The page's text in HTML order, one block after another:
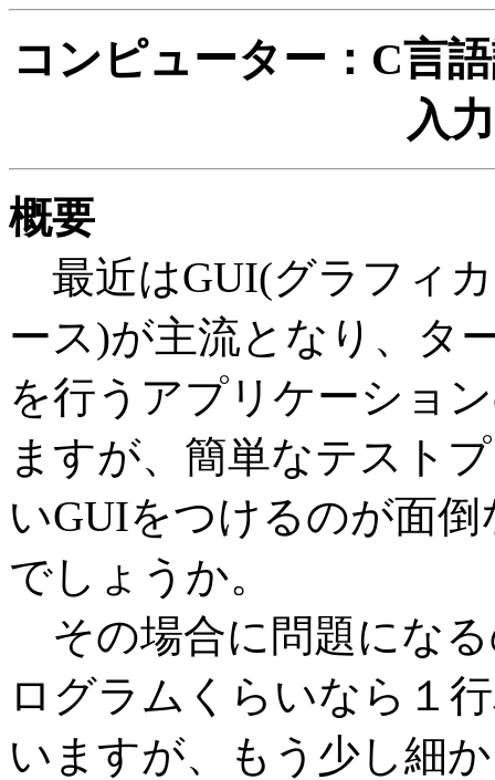
コンピューター：C言
入
概要
最近はGUI(グラフィ
ース)が主流となり、タ
を行うアプリケーショ
ますが、簡単なテスト
いGUIをつけるのが面
でしょうか。
その場合に問題にな
ログラムくらいなら１
いますが、もう少し細